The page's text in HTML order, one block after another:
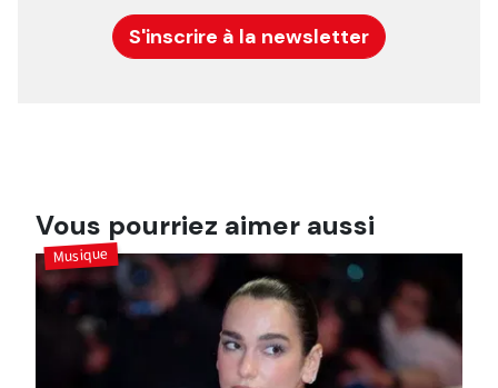
S'inscrire à la newsletter
Vous pourriez aimer aussi
Musique